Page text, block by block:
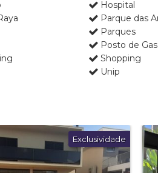
Hospital
Parque das
Parques
Posto de
Shopping
Unip
Exclusividade